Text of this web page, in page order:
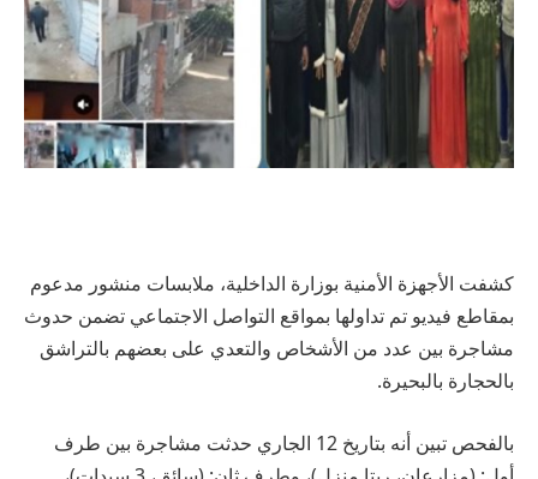
كشفت الأجهزة الأمنية بوزارة الداخلية، ملابسات منشور مدعوم
بمقاطع فيديو تم تداولها بمواقع التواصل الاجتماعي تضمن حدوث
مشاجرة بين عدد من الأشخاص والتعدي على بعضهم بالتراشق
بالحجارة بالبحيرة.
بالفحص تبين أنه بتاريخ 12 الجاري حدثت مشاجرة بين طرف